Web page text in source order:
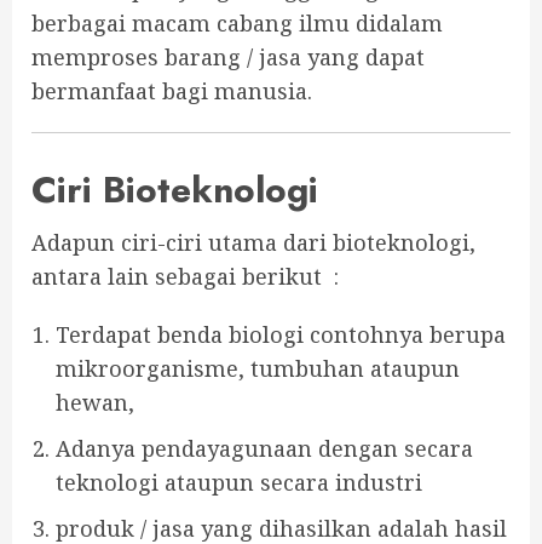
berbagai macam cabang ilmu didalam
memproses barang / jasa yang dapat
bermanfaat bagi manusia.
Ciri Bioteknologi
Adapun ciri-ciri utama dari bioteknologi,
antara lain sebagai berikut :
Terdapat benda biologi contohnya berupa
mikroorganisme, tumbuhan ataupun
hewan,
Adanya pendayagunaan dengan secara
teknologi ataupun secara industri
produk / jasa yang dihasilkan adalah hasil